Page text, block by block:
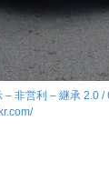
– 非営利 – 継承 2.0 /